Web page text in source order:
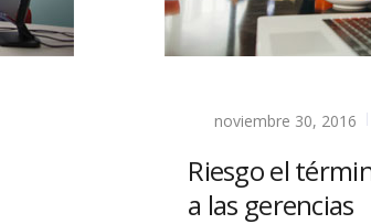
noviembre 30, 2016
Riesgo el
a las gerencias